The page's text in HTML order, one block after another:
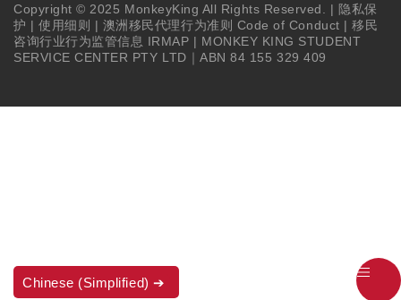
Copyright © 2025 MonkeyKing All Rights Reserved. |隐私保
护 |使用细则 | 澳洲移民代理行为准则 Code of Conduct |移民
咨询行业行为监管信息 IRMAP | MONKEY KING STUDENT
SERVICE CENTER PTY LTD｜ABN 84 155 329 409
Chinese (Simplified)